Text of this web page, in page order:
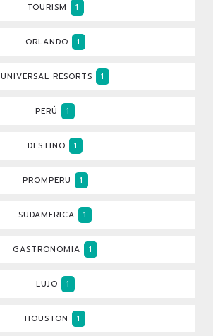
TOURISM 1
ORLANDO 1
UNIVERSAL RESORTS 1
PERÚ 1
DESTINO 1
PROMPERU 1
SUDAMERICA 1
GASTRONOMIA 1
LUJO 1
HOUSTON 1